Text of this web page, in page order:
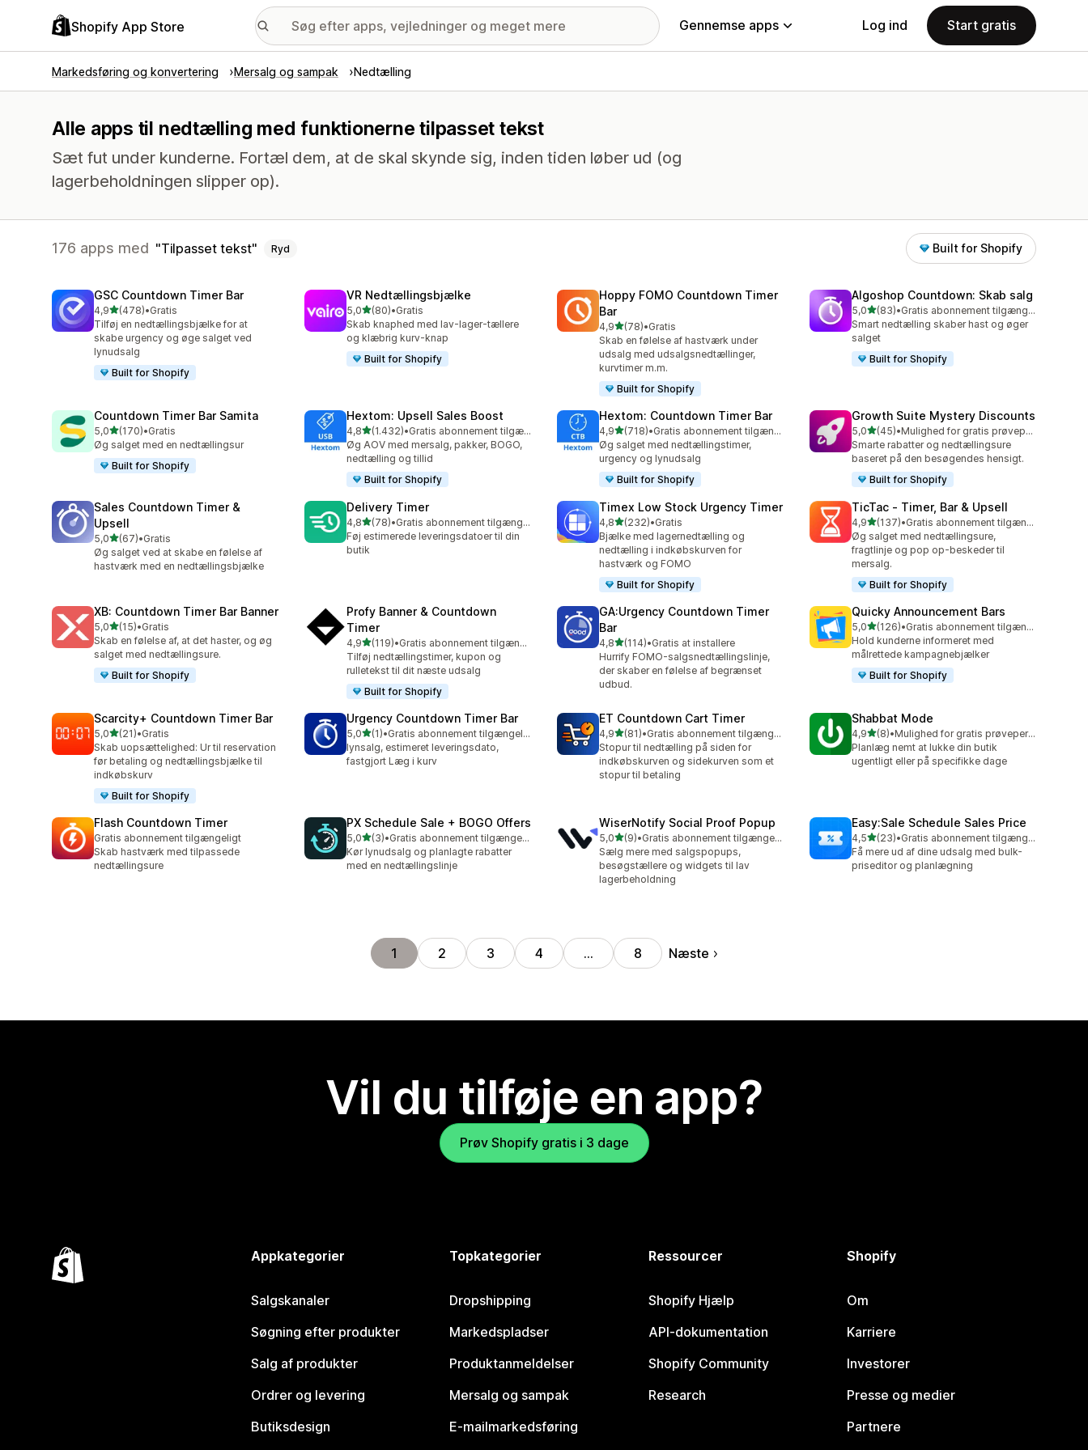
Shopify App Store Gennemse apps Log ind Start gratis
Markedsføring og konvertering Mersalg og sampak Nedtælling
Alle apps til nedtælling med funktionerne tilpasset tekst
Sæt fut under kunderne. Fortæl dem, at de skal skynde sig, inden tiden løber ud (og
lagerbeholdningen slipper op).
176 apps med Tilpasset tekst Ryd Built for Shopify
GSC Countdown Timer Bar
4,9ud af 5 stjerner
(478)
478 anmeldelser i alt
•Gratis
Tilføj en nedtællingsbjælke for at
skabe urgency og øge salget ved
lynudsalg
Built for Shopify
VR Nedtællingsbjælke
5,0ud af 5 stjerner
(80)
80 anmeldelser i alt
•Gratis
Skab knaphed med lav-lager-tællere
og klæbrig kurv-knap
Built for Shopify
Hoppy FOMO Countdown Timer
Bar
4,9ud af 5 stjerner
(78)
78 anmeldelser i alt
•Gratis
Skab en følelse af hastværk under
udsalg med udsalgsnedtællinger,
kurvtimer m.m.
Built for Shopify
Algoshop Countdown: Skab salg
5,0ud af 5 stjerner
(83)
83 anmeldelser i alt
•
Gratis abonnement tilgængeligt
Smart nedtælling skaber hast og øger
salget
Built for Shopify
Countdown Timer Bar Samita
5,0ud af 5 stjerner
(170)
170 anmeldelser i alt
•Gratis
Øg salget med en nedtællingsur
Built for Shopify
Hextom: Upsell Sales Boost
4,8ud af 5 stjerner
(1.432)
1432 anmeldelser i alt
•
Gratis abonnement tilgængeligt
Øg AOV med mersalg, pakker, BOGO,
nedtælling og tillid
Built for Shopify
Hextom: Countdown Timer Bar
4,9ud af 5 stjerner
(718)
718 anmeldelser i alt
•
Gratis abonnement tilgængeligt
Øg salget med nedtællingstimer,
urgency og lynudsalg
Built for Shopify
Growth Suite Mystery Discounts
5,0ud af 5 stjerner
(45)
45 anmeldelser i alt
•
Mulighed for gratis prøveperiode
Smarte rabatter og nedtællingsure
baseret på den besøgendes hensigt.
Built for Shopify
Sales Countdown Timer &
Upsell
5,0ud af 5 stjerner
(67)
67 anmeldelser i alt
•Gratis
Øg salget ved at skabe en følelse af
hastværk med en nedtællingsbjælke
Delivery Timer
4,8ud af 5 stjerner
(78)
78 anmeldelser i alt
•
Gratis abonnement tilgængeligt
Føj estimerede leveringsdatoer til din
butik
Timex Low Stock Urgency Timer
4,8ud af 5 stjerner
(232)
232 anmeldelser i alt
•Gratis
Bjælke med lagernedtælling og
nedtælling i indkøbskurven for
hastværk og FOMO
Built for Shopify
TicTac ‑ Timer, Bar & Upsell
4,9ud af 5 stjerner
(137)
137 anmeldelser i alt
•
Gratis abonnement tilgængeligt
Øg salget med nedtællingsure,
fragtlinje og pop op-beskeder til
mersalg.
Built for Shopify
XB: Countdown Timer Bar Banner
5,0ud af 5 stjerner
(15)
15 anmeldelser i alt
•Gratis
Skab en følelse af, at det haster, og øg
salget med nedtællingsure.
Built for Shopify
Profy Banner & Countdown
Timer
4,9ud af 5 stjerner
(119)
119 anmeldelser i alt
•
Gratis abonnement tilgængeligt
Tilføj nedtællingstimer, kupon og
rulletekst til dit næste udsalg
Built for Shopify
GA:Urgency Countdown Timer
Bar
4,8ud af 5 stjerner
(114)
114 anmeldelser i alt
•Gratis at installere
Hurrify FOMO-salgsnedtællingslinje,
der skaber en følelse af begrænset
udbud.
Quicky Announcement Bars
5,0ud af 5 stjerner
(126)
126 anmeldelser i alt
•
Gratis abonnement tilgængeligt
Hold kunderne informeret med
målrettede kampagnebjælker
Built for Shopify
Scarcity+ Countdown Timer Bar
5,0ud af 5 stjerner
(21)
21 anmeldelser i alt
•Gratis
Skab uopsættelighed: Ur til reservation
før betaling og nedtællingsbjælke til
indkøbskurv
Built for Shopify
Urgency Countdown Timer Bar
5,0ud af 5 stjerner
(1)
1 anmeldelser i alt
•
Gratis abonnement tilgængeligt
lynsalg, estimeret leveringsdato,
fastgjort Læg i kurv
ET Countdown Cart Timer
4,9ud af 5 stjerner
(81)
81 anmeldelser i alt
•
Gratis abonnement tilgængeligt
Stopur til nedtælling på siden for
indkøbskurven og sidekurven som et
stopur til betaling
Shabbat Mode
4,9ud af 5 stjerner
(8)
8 anmeldelser i alt
•
Mulighed for gratis prøveperiode
Planlæg nemt at lukke din butik
ugentligt eller på specifikke dage
Flash Countdown Timer
Gratis abonnement tilgængeligt
Skab hastværk med tilpassede
nedtællingsure
PX Schedule Sale + BOGO Offers
5,0ud af 5 stjerner
(3)
3 anmeldelser i alt
•
Gratis abonnement tilgængeligt
Kør lynudsalg og planlagte rabatter
med en nedtællingslinje
WiserNotify Social Proof Popup
5,0ud af 5 stjerner
(9)
9 anmeldelser i alt
•
Gratis abonnement tilgængeligt
Sælg mere med salgspopups,
besøgstællere og widgets til lav
lagerbeholdning
Easy:Sale Schedule Sales Price
4,5ud af 5 stjerner
(23)
23 anmeldelser i alt
•
Gratis abonnement tilgængeligt
Få mere ud af dine udsalg med bulk-
priseditor og planlægning
1 2 3 4 … 8 Næste
Vil du tilføje en app?
Prøv Shopify gratis i 3 dage
Appkategorier
Salgskanaler
Søgning efter produkter
Salg af produkter
Ordrer og levering
Butiksdesign
Topkategorier
Dropshipping
Markedspladser
Produktanmeldelser
Mersalg og sampak
E-mailmarkedsføring
Ressourcer
Shopify Hjælp
API-dokumentation
Shopify Community
Research
Shopify
Om
Karriere
Investorer
Presse og medier
Partnere